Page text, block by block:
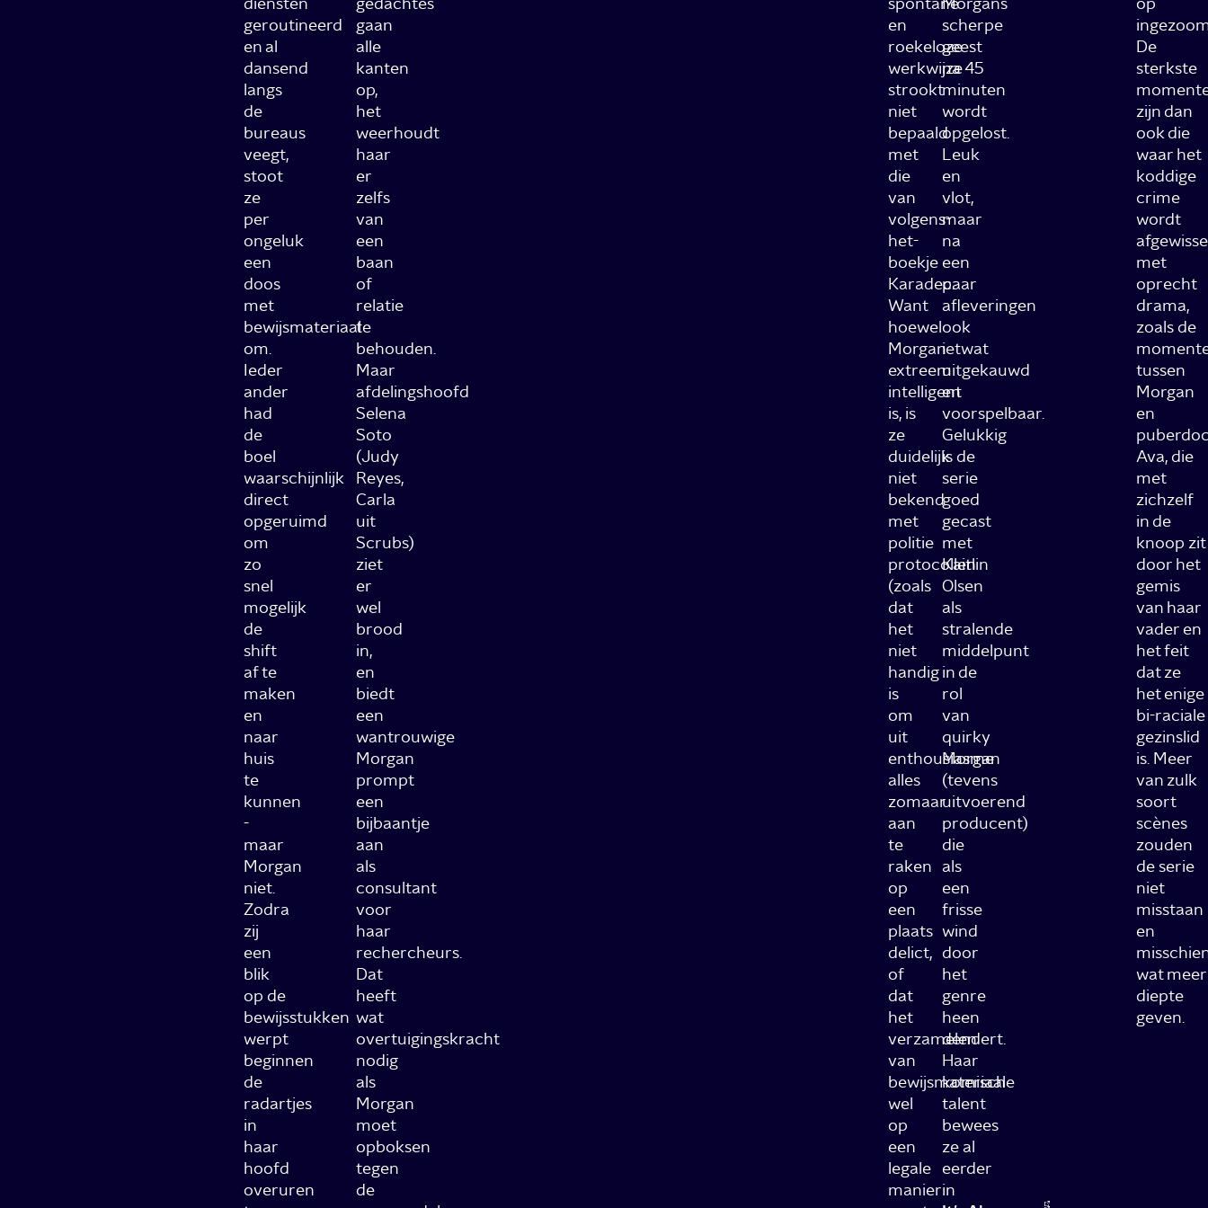
geroutineerd
en al
dansend
langs
de
bureaus
veegt,
stoot
ze
per
ongeluk
een
doos
met
bewijsmateriaal
om.
Ieder
ander
had
de
boel
waarschijnlijk
direct
opgeruimd
om
zo
snel
mogelijk
de
shift
af te
maken
en
naar
huis
te
kunnen
-
maar
Morgan
niet.
Zodra
zij
een
blik
op de
bewijsstukken
werpt
beginnen
de
radartjes
in
haar
hoofd
overuren
gaan
alle
kanten
op,
het
weerhoudt
haar
er
zelfs
van
een
baan
of
relatie
te
behouden.
Maar
afdelingshoofd
Selena
Soto
(Judy
Reyes,
Carla
uit
Scrubs)
ziet
er
wel
brood
in,
en
biedt
een
wantrouwige
Morgan
prompt
een
bijbaantje
aan
als
consultant
voor
haar
rechercheurs.
Dat
heeft
wat
overtuigingskracht
nodig
als
Morgan
moet
opboksen
tegen
de
en
roekeloze
werkwijze
strookt
niet
bepaald
met
die
van
volgens-
het-
boekje
Karadec.
Want
hoewel
Morgan
extreem
intelligent
is, is
ze
duidelijk
niet
bekend
met
politie
protocollen
(zoals
dat
het
niet
handig
is
om
uit
enthousiasme
alles
zomaar
aan
te
raken
op
een
plaats
delict,
of
dat
het
verzamelen
van
bewijsmateriaal
wel
op
een
legale
manier
scherpe
geest
na 45
minuten
wordt
opgelost.
Leuk
en
vlot,
maar
na
een
paar
afleveringen
ook
ietwat
uitgekauwd
en
voorspelbaar.
Gelukkig
is de
serie
goed
gecast
met
Kaitlin
Olsen
als
stralende
middelpunt
in de
rol
van
quirky
Morgan
(tevens
uitvoerend
producent)
die
als
een
frisse
wind
door
het
genre
heen
dendert.
Haar
komische
talent
bewees
ze al
eerder
in
De
sterkste
zijn dan
ook die
waar het
koddige
crime
wordt
met
oprecht
drama,
zoals de
tussen
Morgan
en
Ava, die
met
zichzelf
in de
knoop zit
door het
gemis
van haar
vader en
het feit
dat ze
het enige
bi-raciale
gezinslid
is. Meer
van zulk
soort
scènes
zouden
de serie
niet
misstaan
en
wat meer
diepte
geven.